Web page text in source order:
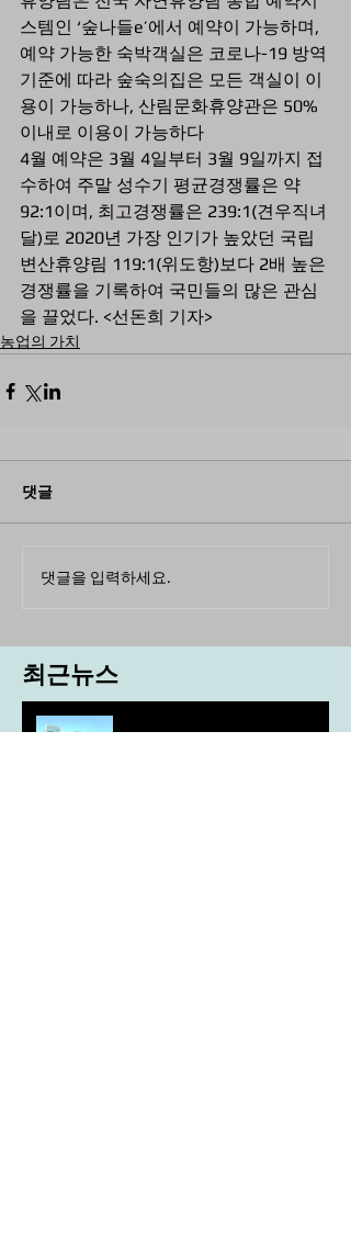
스템인 ‘숲나들e’에서 예약이 가능하며,
예약 가능한 숙박객실은 코로나-19 방역
기준에 따라 숲숙의집은 모든 객실이 이
용이 가능하나, 산림문화휴양관은 50%
이내로 이용이 가능하다
4월 예약은 3월 4일부터 3월 9일까지 접
수하여 주말 성수기 평균경쟁률은 약
92:1이며, 최고경쟁률은 239:1(견우직녀
달)로 2020년 가장 인기가 높았던 국립
변산휴양림 119:1(위도항)보다 2배 높은
경쟁률을 기록하여 국민들의 많은 관심
을 끌었다. <선돈희 기자>
농업의 가치
댓글
댓글을 입력하세요.
최근뉴스